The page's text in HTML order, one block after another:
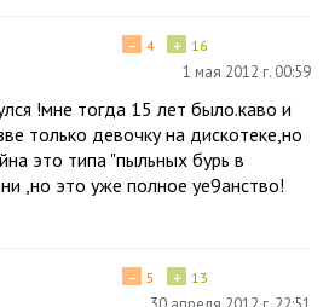
+ 16
− 4
1 мая 2012 г. 00:59
!мне тогда 15 лет было.каво и
только девочку на дискотеке,но
это типа "пыльных бурь в
,но это уже полное уе9анство!
+ 13
− 5